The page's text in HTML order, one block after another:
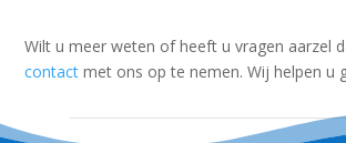
Wilt u meer weten of heeft u vragen aarzel
contact met ons op te nemen. Wij helpen u